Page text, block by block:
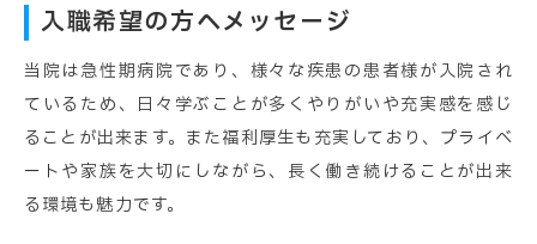
入職希望の方へメッセージ
当院は急性期病院であり、様々な疾患の患者様が入院され
ているため、日々学ぶことが多くやりがいや充実感を感じ
ることが出来ます。また福利厚生も充実しており、プライベ
ートや家族を大切にしながら、長く働き続けることが出来
る環境も魅力です。